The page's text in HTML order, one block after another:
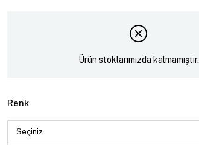
Ürün stoklarımızda kalmamıştır.
Renk